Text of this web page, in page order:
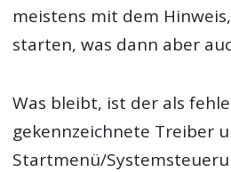
meistens mit dem
starten, was dann aber
Was bleibt, ist der als
gekennzeichnete Treiber
Startmenü/